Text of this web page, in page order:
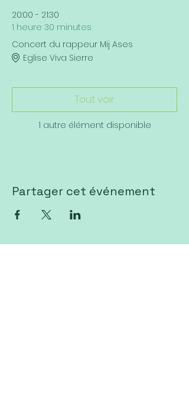
20:00 - 21:30
1 heure 30 minutes
Concert du rappeur Mij Ases
Eglise Viva Sierre
1 autre élément disponible
Tout voir
Partager cet événement